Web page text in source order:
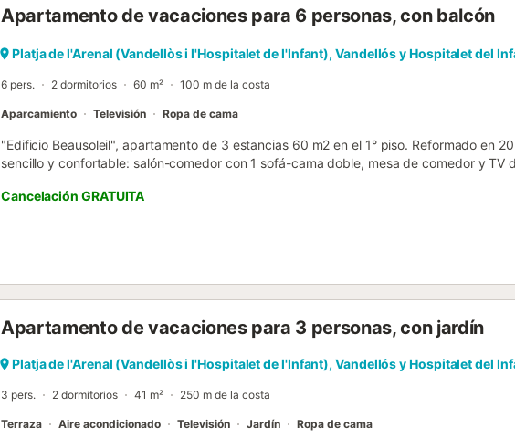
baño. El edificio dispone de un jardín comunitario con tumbonas y 2 piscinas (Una para
sólo en el salón. - Parking opcional con suplemento y bajo petición y disponibilidad. -
Apartamento de vacaciones para 6 personas, con balcón
Platja de l'Arenal (Vandellòs i l'Hospitalet de l'Infant), Vandellós y Hospitalet del
6 pers. 2 dormitorios 60 m² 100 m de la costa
Aparcamiento Televisión Ropa de cama
"Edificio Beausoleil", apartamento de 3 estancias 60 m2 en el 1° piso. Reformado en
sencillo y confortable: salón-comedor con 1 sofá-cama doble, mesa de comedor y TV
Cocina (4 fogones, horno, tostadora, hervidor de agua eléctrico, microondas, cafetera
Ducha/WC, WC separado, ducha hidromasaje. Ningún tipo de calefacción. Balcón.
Cancelación GRATUITA
Apartamento de vacaciones para 3 personas, con jardín
Platja de l'Arenal (Vandellòs i l'Hospitalet de l'Infant), Vandellós y Hospitalet del
3 pers. 2 dormitorios 41 m² 250 m de la costa
Terraza Aire acondicionado Televisión Jardín Ropa de cama